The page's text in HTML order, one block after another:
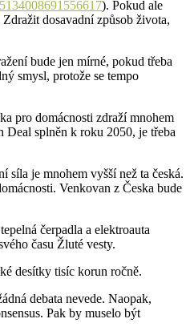
). Pokud ale
dosavadní způsob života,
bude jen mírné, pokud třeba
smysl, protože se tempo
pro domácnosti zdraží mnohem
Deal splněn k roku 2050, je třeba
síla je mnohem vyšší než ta česká.
Venkovan z Česka bude
čerpadla a elektroauta
času Žluté vesty.
desítky tisíc korun ročně.
debata nevede. Naopak,
Pak by muselo být